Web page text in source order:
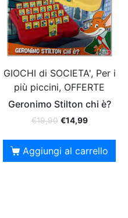
GIOCHI di SOCIETA', Per i
più piccini, OFFERTE
Geronimo Stilton chi è?
€19,90 €14,99
Aggiungi al carrello